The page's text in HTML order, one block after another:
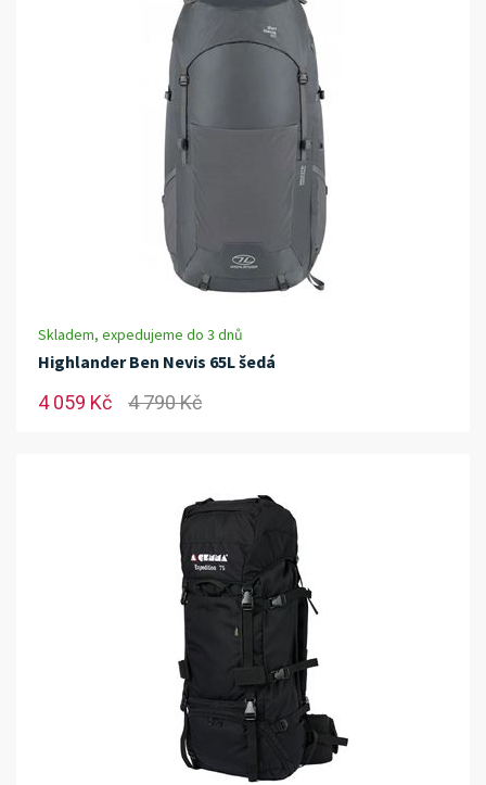
Skladem, expedujeme do 3 dnů
Highlander Ben Nevis 65L šedá
4 059 Kč 4 790 Kč